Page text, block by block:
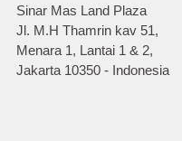
Sinar Mas Land Plaza
Jl. M.H Thamrin kav 51,
Menara 1, Lantai 1 & 2,
Jakarta 10350 - Indonesia